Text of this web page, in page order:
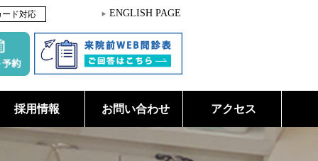
ード対応 ENGLISH PAGE
採用情報 お問い合わせ アクセス